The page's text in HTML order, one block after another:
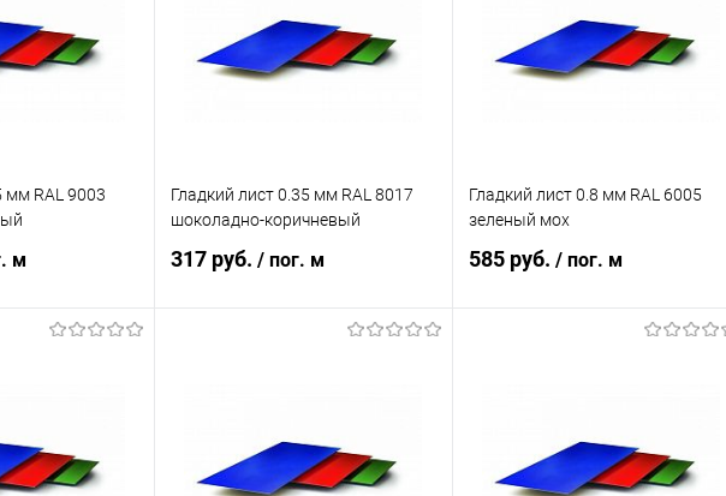
Под заказ В избранное Под заказ В избранное Под заказ
мм RAL 9003
м
Под заказ
Гладкий лист 0.35 мм RAL 8017
шоколадно-коричневый
317 руб. / пог. м
В избранное Под заказ
Гладкий лист 0.8 мм RAL 6005
зеленый мох
585 руб. / пог. м
В избранное Под заказ